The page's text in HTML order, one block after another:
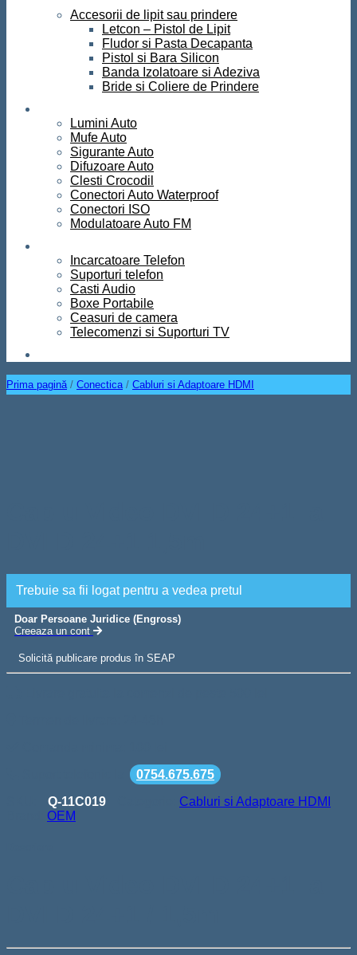
Accesorii de lipit sau prindere
Letcon – Pistol de Lipit
Fludor si Pasta Decapanta
Pistol si Bara Silicon
Banda Izolatoare si Adeziva
Bride si Coliere de Prindere
Lumini Auto
Mufe Auto
Sigurante Auto
Difuzoare Auto
Clesti Crocodil
Conectori Auto Waterproof
Conectori ISO
Modulatoare Auto FM
Incarcatoare Telefon
Suporturi telefon
Casti Audio
Boxe Portabile
Ceasuri de camera
Telecomenzi si Suporturi TV
Prima pagină / Conectica / Cabluri si Adaptoare HDMI
Trebuie sa fii logat pentru a vedea pretul
Doar Persoane Juridice (Engross)
Creeaza un cont
Solicită publicare produs în SEAP
0754.675.675
Q-11C019
Cabluri si Adaptoare HDMI
OEM